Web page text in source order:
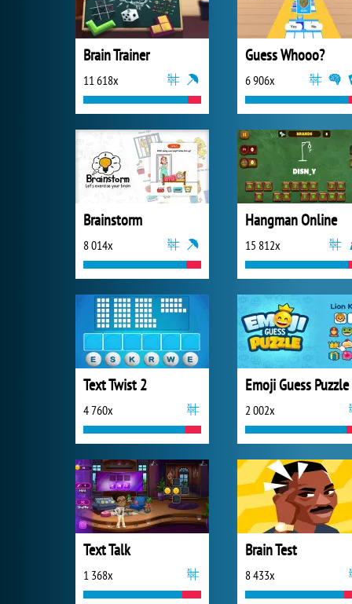
Brain Trainer
11 618x
Guess Whooo?
6 906x
Brainstorm
8 014x
Hangman Online
15 812x
Text Twist 2
4 760x
Emoji Guess Puzzle
2 002x
Text Talk
1 368x
Brain Test
8 433x